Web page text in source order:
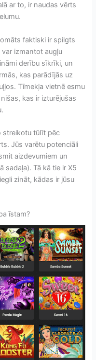
ar to, ir naudas vērts
faktiski ir spilgts
izmantot augļu
derību sīkrīki, un
kas parādījās uz
Tīmekļa vietnē esmu
kas ir izturējušas
streikotu tūlīt pēc
Jūs varētu potenciāli
aizdevumiem un
sadaļa). Tā kā tie ir X5
zināt, kādas ir jūsu
īstam?